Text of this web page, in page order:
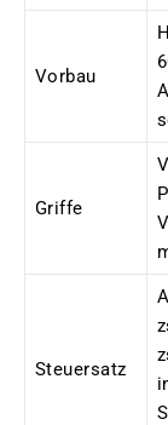
Vorbau
Griffe
Steuersatz